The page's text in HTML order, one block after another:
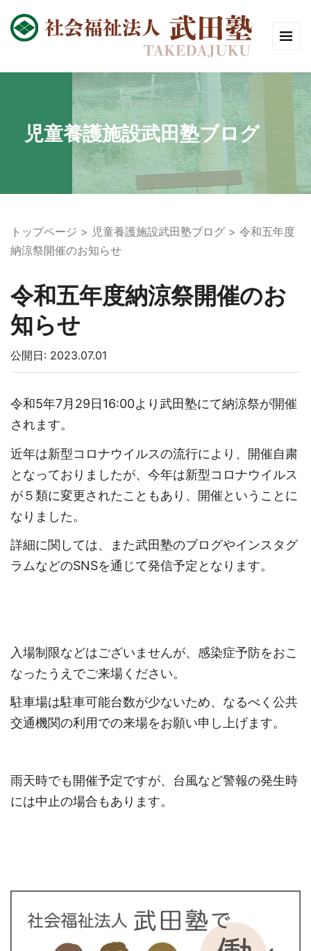
児童養護施設武田塾ブログ
トップページ 児童養護施設武田塾ブログ
令和五年度
納涼祭開催のお知らせ
令和五年度納涼祭開催のお
知らせ
公開日: 2023.07.01
令和5年7月29日16:00より武田塾にて納涼祭が開催
されます。
近年は新型コロナウイルスの流行により、開催自粛
となっておりましたが、今年は新型コロナウイルス
が５類に変更されたこともあり、開催ということに
なりました。
詳細に関しては、また武田塾のブログやインスタグ
ラムなどのSNSを通じて発信予定となります。
入場制限などはございませんが、感染症予防をおこ
なったうえでご来場ください。
駐車場は駐車可能台数が少ないため、なるべく公共
交通機関の利用での来場をお願い申し上げます。
雨天時でも開催予定ですが、台風など警報の発生時
には中止の場合もあります。